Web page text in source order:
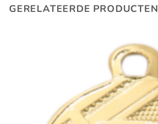
GERELATEERDE PRODUCTEN